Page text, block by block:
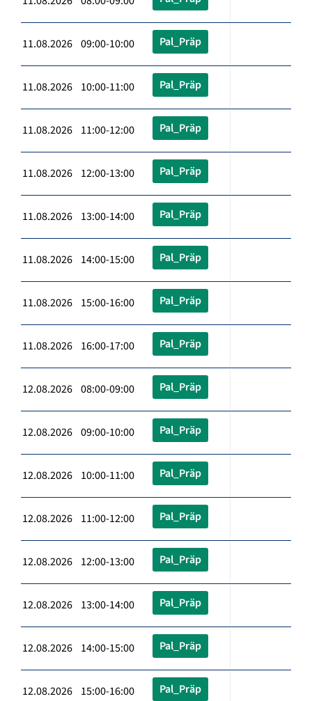
11.08.2026 09:00-10:00 Pal_Präp
11.08.2026 10:00-11:00 Pal_Präp
11.08.2026 11:00-12:00 Pal_Präp
11.08.2026 12:00-13:00 Pal_Präp
11.08.2026 13:00-14:00 Pal_Präp
11.08.2026 14:00-15:00 Pal_Präp
11.08.2026 15:00-16:00 Pal_Präp
11.08.2026 16:00-17:00 Pal_Präp
12.08.2026 08:00-09:00 Pal_Präp
12.08.2026 09:00-10:00 Pal_Präp
12.08.2026 10:00-11:00 Pal_Präp
12.08.2026 11:00-12:00 Pal_Präp
12.08.2026 12:00-13:00 Pal_Präp
12.08.2026 13:00-14:00 Pal_Präp
12.08.2026 14:00-15:00 Pal_Präp
12.08.2026 15:00-16:00 Pal_Präp